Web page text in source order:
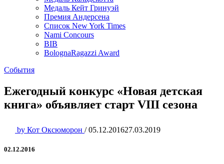
Медаль Кейт Гринуэй
Премия Андерсена
Список New York Times
Nami Concours
BIB
BolognaRagazzi Award
События
Ежегодный конкурс «Новая детская
книга» объявляет старт VIII сезона
by Кот Оксюморон / 05.12.201627.03.2019
02.12.2016